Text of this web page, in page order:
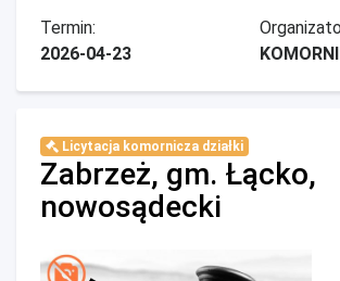
Termin:
2026-04-23
Licytacja komornicza działki
Zabrzeż, gm. Łącko,
nowosądecki